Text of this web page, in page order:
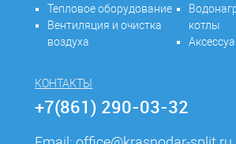
Тепловое оборудование
Вентиляция и очистка
воздуха
котлы
КОНТАКТЫ
+7(861) 290-03-32